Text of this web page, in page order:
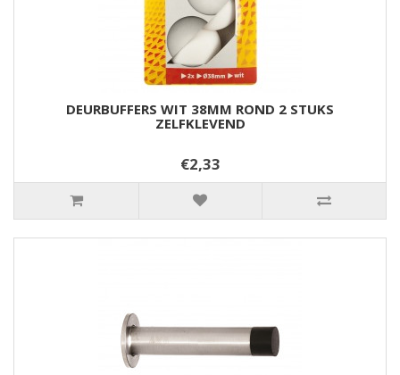
DEURBUFFERS WIT 38MM ROND 2 STUKS
ZELFKLEVEND
€2,33